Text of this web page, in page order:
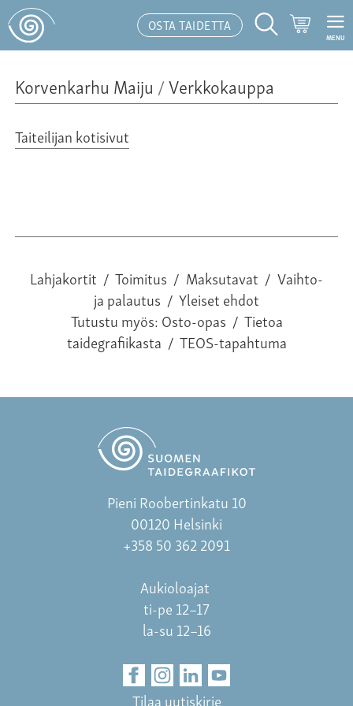
OSTA TAIDETTA
Hakutoiminto
MENU
Korvenkarhu Maiju /Verkkokauppa
Taiteilijan kotisivut
Lahjakortit / Toimitus / Maksutavat / Vaihto-
ja palautus / Yleiset ehdot
Tutustu myös:Osto-opas / Tietoa
taidegrafiikasta / TEOS-tapahtuma
Pieni Roobertinkatu 10
00120 Helsinki
+358 50 362 2091
Aukioloajat
ti-pe 12–17
la-su 12–16
Tilaa uutiskirje